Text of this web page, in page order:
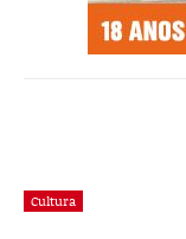
Cultura